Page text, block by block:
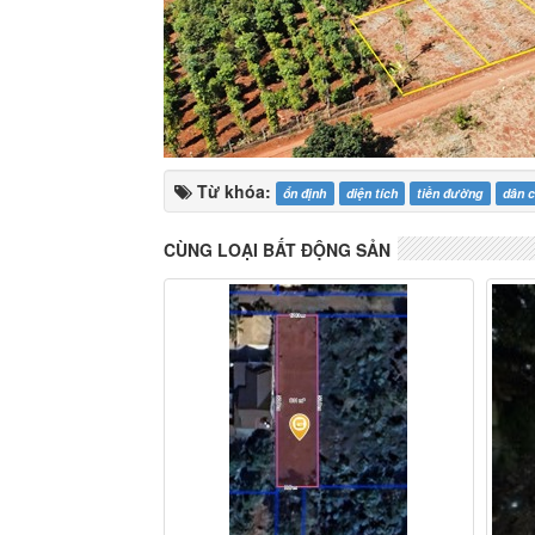
Từ khóa: ổn định diện tích tiền đường dân
CÙNG LOẠI BẤT ĐỘNG SẢN